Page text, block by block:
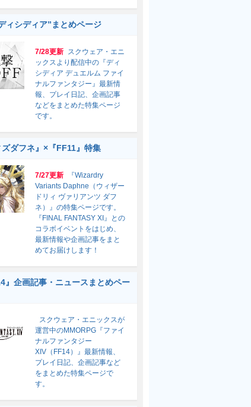
ィシディア”まとめページ
7/28更新 スクウェア・エニ
ックスより配信中の『ディ
シディア デュエルム ファイ
ナルファンタジー』最新情
報、プレイ日記、企画記事
などをまとめた特集ページ
です。
ズダフネ』×『FF11』特集
7/27更新
『Wizardry
Variants Daphne（ウィザー
ドリィ ヴァリアンツ ダフ
ネ）』の特集ページです。
『FINAL FANTASY XI』との
コラボイベントをはじめ、
最新情報や企画記事をまと
めてお届けします！
』企画記事・ニュースまとめペー
スクウェア・エニックスが
運営中のMMORPG『ファイ
ナルファンタジー
XIV（FF14）』最新情報、
プレイ日記、企画記事など
をまとめた特集ページで
す。